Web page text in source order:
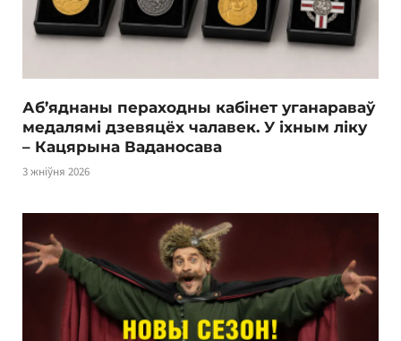
Аб’яднаны пераходны кабінет уганараваў
медалямі дзевяцёх чалавек. У іхным ліку
– Кацярына Ваданосава
3 жніўня 2026